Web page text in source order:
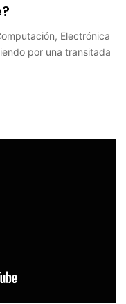
Electrónica
por una transitada